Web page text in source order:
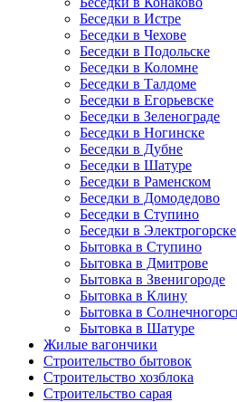
Беседки в Истре
Беседки в Чехове
Беседки в Подольске
Беседки в Коломне
Беседки в Талдоме
Беседки в Егорьевске
Беседки в Зеленограде
Беседки в Ногинске
Беседки в Дубне
Беседки в Шатуре
Беседки в Раменском
Беседки в Домодедово
Беседки в Ступино
Беседки в Электрогорске
Бытовка в Ступино
Бытовка в Дмитрове
Бытовка в Звенигороде
Бытовка в Клину
Бытовка в
Бытовка в Шатуре
Жилые вагончики
Строительство бытовок
Строительство хозблока
Строительство сарая